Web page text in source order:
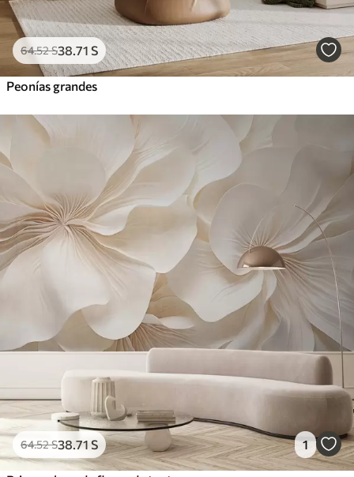
64.52S38 .71 S
Peonías grandes
64.52S38 .71 S 1